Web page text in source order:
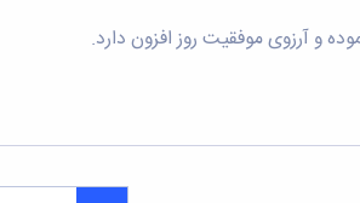
و آرزوی موفقیت روز افزون دارد.